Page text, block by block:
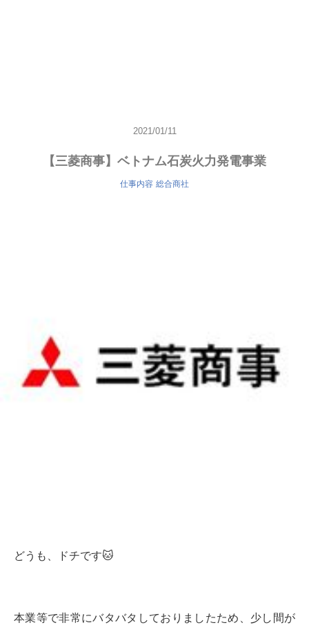
2021/01/11
【三菱商事】ベトナム石炭火力発電事業
仕事内容 総合商社
どうも、ドチです🐱
本業等で非常にバタバタしておりましたため、少し間が